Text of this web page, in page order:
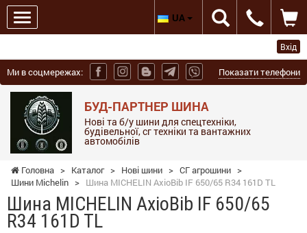
Вхід
Ми в соцмережах: Показати телефони
БУД-ПАРТНЕР ШИНА
Нові та б/у шини для спецтехніки,
будівельної, сг техніки та вантажних
автомобілів
UA
Головна > Каталог > Нові шини > СГ агрошини >
Шини Michelin > Шина MICHELIN AxioBib IF 650/65 R34 161D TL
Шина MICHELIN AxioBib IF 650/65
R34 161D TL